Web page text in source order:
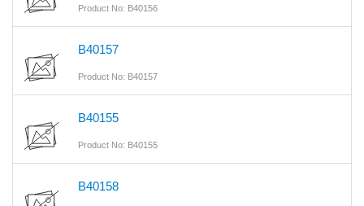
Product No: B40156
B40157
Product No: B40157
B40155
Product No: B40155
B40158